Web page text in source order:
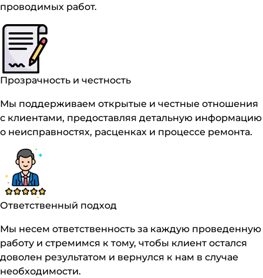
проводимых работ.
Прозрачность и честность
Мы поддерживаем открытые и честные отношения
с клиентами, предоставляя детальную информацию
о неисправностях, расценках и процессе ремонта.
Ответственный подход
Мы несем ответственность за каждую проведенную
работу и стремимся к тому, чтобы клиент остался
доволен результатом и вернулся к нам в случае
необходимости.